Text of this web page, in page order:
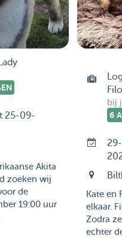
25-09-
Akita
zoeken wij
de
19:00 uur
bij
6
Kate en
elkaar.
Zodra
echter